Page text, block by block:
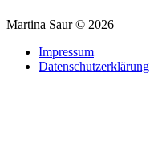
Martina Saur © 2026
Impressum
Datenschutzerklärung